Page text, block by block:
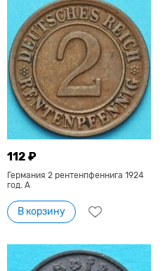
112 ₽
Германия 2 рентенпфеннига 1924
год. А
В корзину